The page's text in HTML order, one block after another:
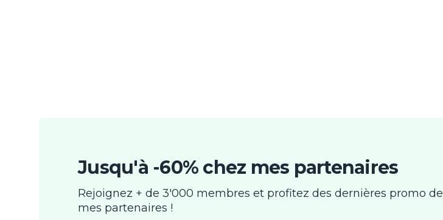
Jusqu'à -60% chez mes partenaires
Rejoignez + de 3'000 membres et profitez des dernières promo de
mes partenaires !